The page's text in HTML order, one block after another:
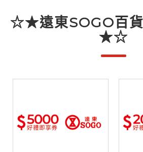
☆★遠東SOGO百貨
★☆